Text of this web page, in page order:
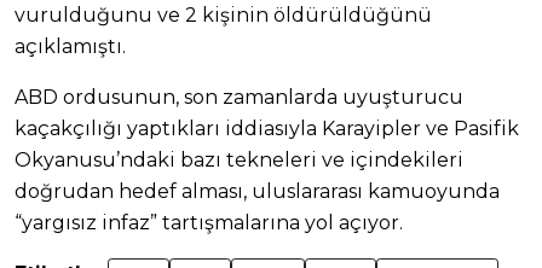
vurulduğunu ve 2 kişinin öldürüldüğünü
açıklamıştı.
ABD ordusunun, son zamanlarda uyuşturucu
kaçakçılığı yaptıkları iddiasıyla Karayipler ve Pasifik
Okyanusu’ndaki bazı tekneleri ve içindekileri
doğrudan hedef alması, uluslararası kamuoyunda
“yargısız infaz” tartışmalarına yol açıyor.